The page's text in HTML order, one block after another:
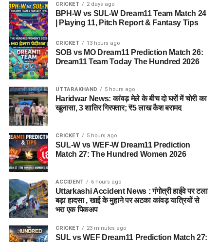
CRICKET 2 days ago
BPH-W vs SUL-W Dream11 Team Match 24
| Playing 11, Pitch Report & Fantasy Tips
CRICKET 13 hours ago
SOB vs MO Dream11 Prediction Match 26:
Dream11 Team Today The Hundred 2026
UTTARAKHAND 5 hours ago
Haridwar News: कांवड़ मेले के बीच दो घरों में चोरी का
खुलासा, 3 शातिर गिरफ्तार; ₹5 लाख कैश बरामद
CRICKET 5 hours ago
SUL-W vs WEF-W Dream11 Prediction
Match 27: The Hundred Women 2026
ACCIDENT 6 hours ago
Uttarkashi Accident News : गंगोत्री हाईवे पर टला
बड़ा हादसा , खाई के मुहाने पर अटका कांवड़ यात्रियों से
भरा एक पिकअप
CRICKET 23 minutes ago
SUL vs WEF Dream11 Prediction Match 27: